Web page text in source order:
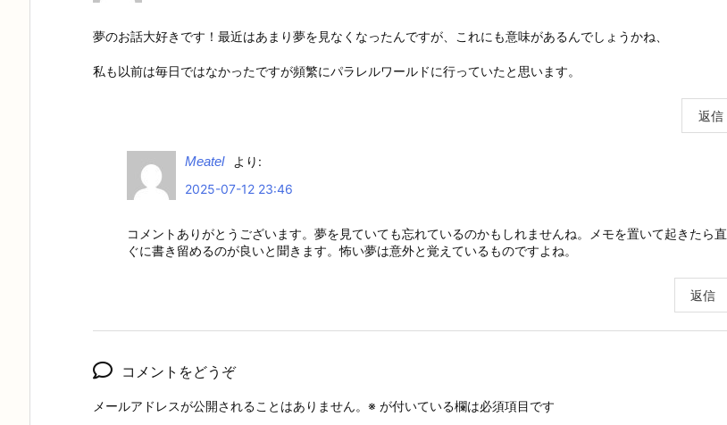
夢のお話大好きです！最近はあまり夢を見なくなったんですが、これにも意味があるんでしょうかね、
私も以前は毎日ではなかったですが頻繁にパラレルワールドに行っていたと思います。
返信
Meatel
より:
2025-07-12 23:46
コメントありがとうございます。夢を見ていても忘れているのかもしれませんね。メモを置いて起きたら直
ぐに書き留めるのが良いと聞きます。怖い夢は意外と覚えているものですよね。
返信
コメントをどうぞ
メールアドレスが公開されることはありません。 ※ が付いている欄は必須項目です